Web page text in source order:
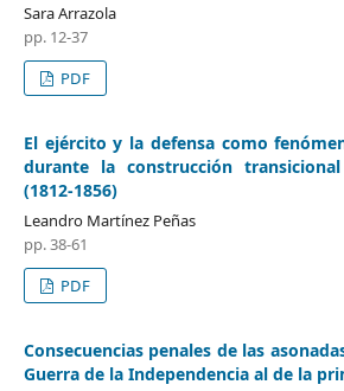
Sara Arrazola
pp. 12-37
PDF
El ejército y la defensa como
durante la construcción
(1812-1856)
Leandro Martínez Peñas
pp. 38-61
PDF
Consecuencias penales de las
Guerra de la Independencia al de la